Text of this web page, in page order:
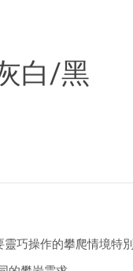
白/黑
巧操作的攀爬情境特